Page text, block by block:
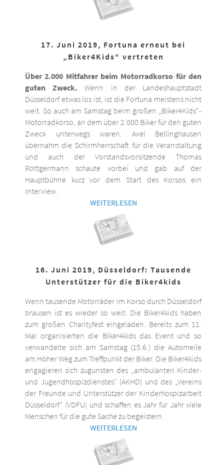
17. Juni 2019, Fortuna erneut bei
„Biker4Kids“ vertreten
Über 2.000 Mitfahrer beim Motorradkorso für den
guten Zweck. Wenn in der Landeshauptstadt
Düsseldorf etwas los ist, ist die Fortuna meistens nicht
weit. So auch am Samstag beim großen „Biker4Kids“-
Motorradkorso, an dem über 2.000 Biker für den guten
Zweck unterwegs waren. Axel Bellinghausen
übernahm die Schirmherrschaft für die Veranstaltung
und auch der Vorstandsvorsitzende Thomas
Röttgermann schaute vorbei und gab auf der
Hauptbühne kurz vor dem Start des Korsos ein
Interview.
WEITERLESEN
16. Juni 2019, Düsseldorf: Tausende
Unterstützer für die Biker4kids
Wenn tausende Motorräder im Korso durch Düsseldorf
brausen ist es wieder so weit: Die Biker4kids haben
zum großen Charityfest eingeladen. Bereits zum 11.
Mal organisierten die Biker4kids das Event und so
verwandelte sich am Samstag (15.6.) die Automeile
am Höher Weg zum Treffpunkt der Biker. Die Biker4kids
engagieren sich zugunsten des „ambulanten Kinder-
und Jugendhospizdienstes“ (AKHD) und des „Vereins
der Freunde und Unterstützer der Kinderhospizarbeit
Düsseldorf“ (VDFU) und schaffen es Jahr für Jahr viele
Menschen für die gute Sache zu begeistern.
WEITERLESEN